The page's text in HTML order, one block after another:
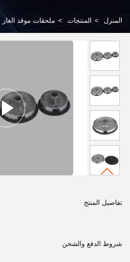
المنزل > المنتجات > ملحقات موقد الغاز
تفاصيل المنتج
شروط الدفع والشحن